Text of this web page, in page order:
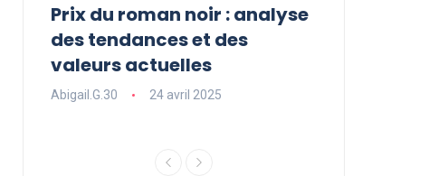
Prix du roman noir : analyse
des tendances et des
valeurs actuelles
Abigail.G.30 24 avril 2025